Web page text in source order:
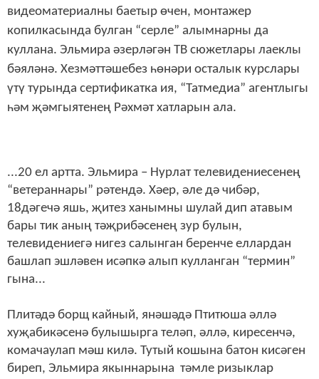
видеоматериалны баетыр өчен, монтажер
копилкасында булган “серле” алымнарны да
куллана. Эльмира әзерләгән ТВ сюжетлары лаеклы
бәяләнә. Хезмәттәшебез һөнәри осталык курслары
үтү турында сертификатка ия, “Татмедиа” агентлыгы
һәм җәмгыятенең Рәхмәт хатларын ала.
...20 ел артта. Эльмира – Нурлат телевидениесенең
“ветераннары” рәтендә. Хәер, әле дә чибәр,
18дәгечә яшь, җитез ханымны шулай дип атавым
бары тик аның тәҗрибәсенең зур булын,
телевидениегә нигез салынган беренче еллардан
башлап эшләвен исәпкә алып кулланган “термин”
гына...
Плитәдә борщ кайный, янәшәдә Птитюша әллә
хуҗабикәсенә булышырга теләп, әллә, киресенчә,
комачаулап мәш килә. Тутый кошына батон кисәген
биреп, Эльмира якыннарына тәмле ризыклар